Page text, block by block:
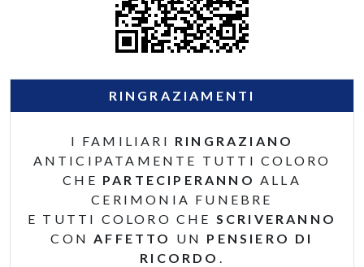
RINGRAZIAMENTI
I FAMILIARI RINGRAZIANO
ANTICIPATAMENTE TUTTI COLORO
CHE PARTECIPERANNO ALLA
CERIMONIA FUNEBRE
E TUTTI COLORO CHE SCRIVERANNO
CONAFFETTO UN PENSIERO DI
RICORDO .